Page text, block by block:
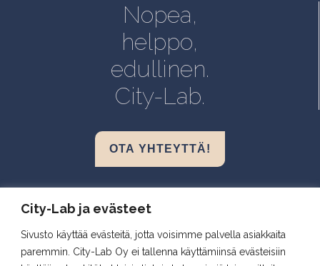
City-Lab ja evästeet
Sivusto käyttää evästeitä, jotta voisimme palvella asiakkaita
paremmin. City-Lab Oy ei tallenna käyttämiinsä evästeisiin
Kuopio, Snellmania
Oulu, Aapistie
Turku, BioCity
Nopea,
helppo,
edullinen.
City-Lab.
OTA YHTEYTTÄ!
Snellmania, Kuopio
Aapistie, Oulu